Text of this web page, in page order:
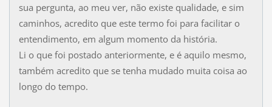
sua pergunta, ao meu ver, não existe qualidade, e sim
caminhos, acredito que este termo foi para facilitar o
entendimento, em algum momento da história.
Li o que foi postado anteriormente, e é aquilo mesmo,
também acredito que se tenha mudado muita coisa ao
longo do tempo.